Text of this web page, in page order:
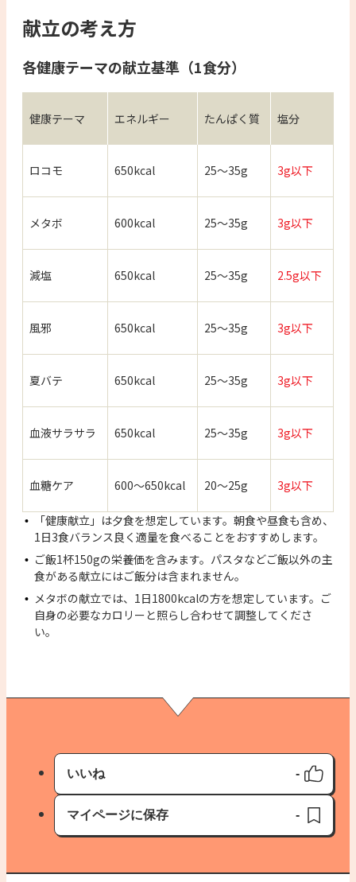
献立の考え方
各健康テーマの献立基準（1食分）
健康テーマ エネルギー たんぱく質 塩分
ロコモ 650kcal 25～35g 3g以下
メタボ 600kcal 25～35g 3g以下
減塩 650kcal 25～35g 2.5g以下
風邪 650kcal 25～35g 3g以下
夏バテ 650kcal 25～35g 3g以下
血液サラサラ 650kcal 25～35g 3g以下
血糖ケア 600～650kcal 20～25g 3g以下
「健康献立」は夕食を想定しています。朝食や昼食も含め、
1日3食バランス良く適量を食べることをおすすめします。
ご飯1杯150gの栄養価を含みます。パスタなどご飯以外の主
食がある献立にはご飯分は含まれません。
メタボの献立では、1日1800kcalの方を想定しています。ご
自身の必要なカロリーと照らし合わせて調整してくださ
い。
いいね
いいね済み
-
マイページに保存
保存済み
-